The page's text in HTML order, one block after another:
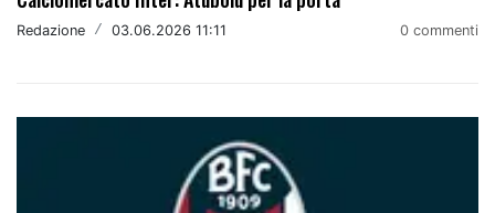
Redazione / 03.06.2026 11:11 0 commenti